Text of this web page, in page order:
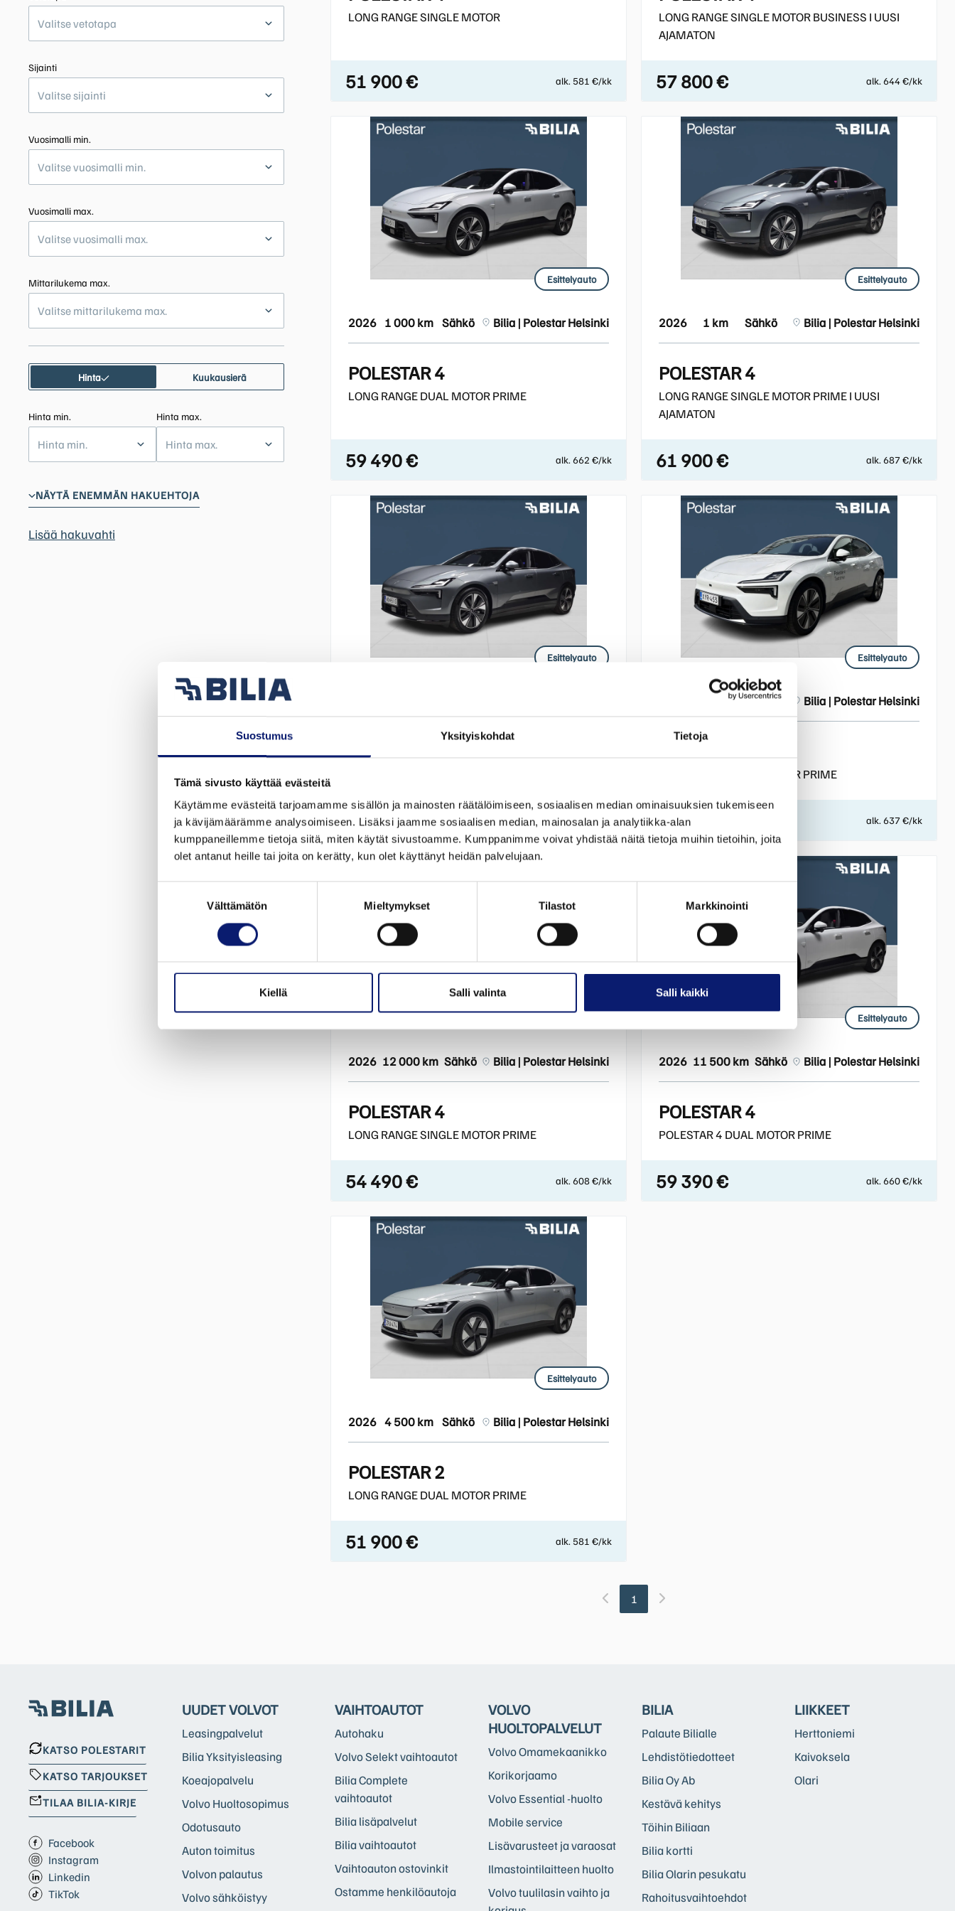
Suostumus Yksityiskohdat Tietoja
Tämä sivusto käyttää evästeitä
Käytämme evästeitä tarjoamamme sisällön ja mainosten räätälöimiseen, sosiaalisen median ominaisuuksien tukemiseen
ja kävijämäärämme analysoimiseen. Lisäksi jaamme sosiaalisen median, mainosalan ja analytiikka-alan
kumppaneillemme tietoja siitä, miten käytät sivustoamme. Kumppanimme voivat yhdistää näitä tietoja muihin tietoihin, joita
olet antanut heille tai joita on kerätty, kun olet käyttänyt heidän palvelujaan.
Välttämätön Mieltymykset Tilastot Markkinointi
Kiellä Salli valinta Salli kaikki
Valitse vetotapa
Sijainti
Valitse sijainti
Vuosimalli min.
Valitse vuosimalli min.
Vuosimalli max.
Valitse vuosimalli max.
Mittarilukema max.
Valitse mittarilukema max.
Hinta Kuukausierä
Hinta min.
Hinta min.
Hinta max.
Hinta max.
NÄYTÄ ENEMMÄN HAKUEHTOJA
Lisää hakuvahti
LONG RANGE SINGLE MOTOR
51 900 € alk. 581 €/kk
LONG RANGE SINGLE MOTOR BUSINESS I UUSI
AJAMATON
57 800 € alk. 644 €/kk
Esittelyauto
2026 1 000 km Sähkö Bilia | Polestar Helsinki
POLESTAR 4
LONG RANGE DUAL MOTOR PRIME
59 490 € alk. 662 €/kk
Esittelyauto
2026 1 km Sähkö Bilia | Polestar Helsinki
POLESTAR 4
LONG RANGE SINGLE MOTOR PRIME I UUSI
AJAMATON
61 900 € alk. 687 €/kk
Esittelyauto
POLESTAR 4
58 690 € alk. 653 €/kk
Esittelyauto
14 600 km Sähkö Bilia | Polestar Helsinki
POLESTAR 4
LONG RANGE DUAL MOTOR PRIME
57 190 € alk. 637 €/kk
2026 12 000 km Sähkö Bilia | Polestar Helsinki
POLESTAR 4
LONG RANGE SINGLE MOTOR PRIME
54 490 € alk. 608 €/kk
Esittelyauto
2026 11 500 km Sähkö Bilia | Polestar Helsinki
POLESTAR 4
POLESTAR 4 DUAL MOTOR PRIME
59 390 € alk. 660 €/kk
Esittelyauto
2026 4 500 km Sähkö Bilia | Polestar Helsinki
POLESTAR 2
LONG RANGE DUAL MOTOR PRIME
51 900 € alk. 581 €/kk
1
KATSO POLESTARIT
KATSO TARJOUKSET
TILAA BILIA-KIRJE
Facebook
Instagram
Linkedin
TikTok
UUDET VOLVOT
Leasingpalvelut
Bilia Yksityisleasing
Koeajopalvelu
Volvo Huoltosopimus
Odotusauto
Auton toimitus
Volvon palautus
Volvo sähköistyy
VAIHTOAUTOT
Autohaku
Volvo Selekt vaihtoautot
Bilia Complete
vaihtoautot
Bilia lisäpalvelut
Bilia vaihtoautot
Vaihtoauton ostovinkit
Ostamme henkilöautoja
VOLVO
HUOLTOPALVELUT
Volvo Omamekaanikko
Korikorjaamo
Volvo Essential -huolto
Mobile service
Lisävarusteet ja varaosat
Ilmastointilaitteen huolto
Volvo tuulilasin vaihto ja
BILIA
Palaute Bilialle
Lehdistötiedotteet
Bilia Oy Ab
Kestävä kehitys
Töihin Biliaan
Bilia kortti
Bilia Olarin pesukatu
Rahoitusvaihtoehdot
LIIKKEET
Herttoniemi
Kaivoksela
Olari